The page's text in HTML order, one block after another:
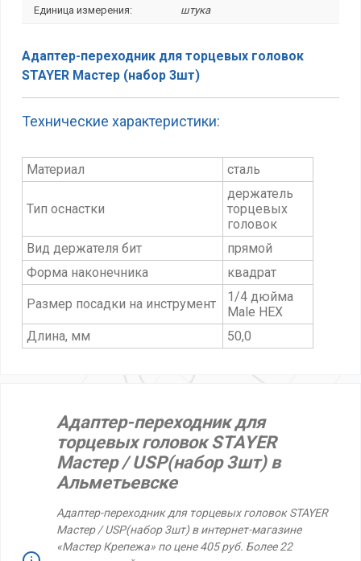
Единица измерения: штука
Адаптер-переходник для торцевых головок
STAYER Мастер (набор 3шт)
Технические характеристики:
Материал сталь
Тип оснастки
держатель
торцевых
головок
Вид держателя бит
прямой
Форма наконечника
квадрат
Размер посадки на инструмент
1/4 дюйма
Male HEX
Длина, мм
50,0
Адаптер-переходник для
торцевых головок STAYER
Мастер / USP(набор 3шт) в
Альметьевске
Адаптер-переходник для торцевых головок STAYER
Мастер / USP(набор 3шт) в интернет-магазине
«Мастер Крепежа» по цене 405 руб. Более 22